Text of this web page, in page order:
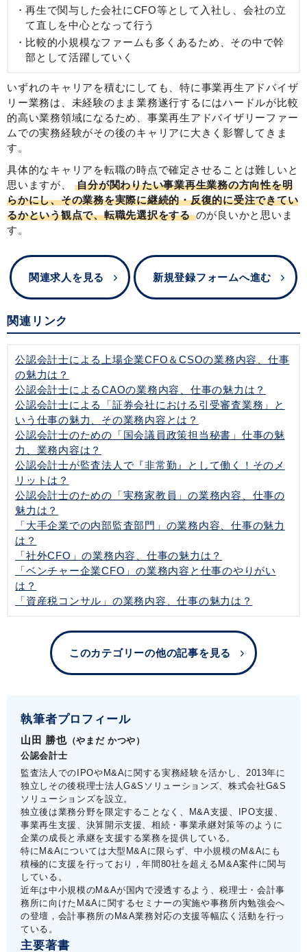
再生で関与した会社にCFO等として入社し、会社の立
て直しを中心となって行う
比較的小規模なファームも多くあるため、その中で幹
部として活躍していく
いずれのキャリアを積むにしても、特に事業再生アドバイザ
リー業務は、未経験のまま業務遂行するにはハードルが比較
的高い業務領域になるため、事業再生アドバイザリーファー
ムでの実務経験がその後のキャリアに大きく影響してきま
す。
具体的なキャリアを転職の時点で確定させることは難しいと
思いますが、自分が関わりたい事業再生業務の方向性を明
らかにし、その業務を実際に継続的・反復的に受注できてい
るかという観点で、転職先選択をするのが良いかと思いま
す。
関連求人を見る 新規登録フォームへ進む
関連リンク
公認会計士による上場企業CFO＆CSOの業務内容、仕事
の魅力は？
公認会計士によるCAOの業務内容、仕事の魅力は？
公認会計士による「証券会社における引受審査業務」と
いう仕事の魅力、その業務内容とは？
公認会計士のための「国会議員政策担当秘書」仕事の魅
力、業務内容は？
公認会計士が監査法人で『非常勤』として働く！そのメ
リットは？
公認会計士のための「実務家教員」の業務内容、仕事の
魅力は？
「大手企業での内部監査部門」の業務内容、仕事の魅力
は？
「社外CFO」の業務内容、仕事の魅力は？
「ベンチャー企業CFO」の業務内容と仕事のやりがい
は？
「資産税コンサル」の業務内容、仕事の魅力は？
このカテゴリーの他の記事を見る
執筆者プロフィール
山田 勝也（やまだ かつや）
公認会計士
監査法人でのIPOやM&Aに関する実務経験を活かし、2013年に
独立しその後税理士法人G&Sソリューションズ、株式会社G&S
ソリューションズを設立。
独立後は業務分野を限定することなく、M&A支援、IPO支援、
事業再生支援、決算開示支援、相続・事業承継対策等のように
企業の成長と承継を支援する業務を提供している。
特にM&Aについては大型M&Aに限らず、中小規模のM&Aにも
積極的に支援を行っており，年間80社を超えるM&A案件に関与
している。
近年は中小規模のM&Aが国内で浸透するよう、税理士・会計事
務所に向けたM&Aに関するセミナーの実施や事務所内勉強会へ
の登壇，会計事務所のM&A業務対応の支援等幅広く活動を行っ
ている。
主要著書